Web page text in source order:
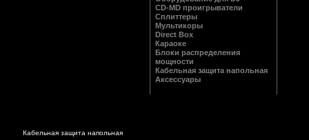
CD-MD проигрыватели
Сплиттеры
Мультикоры
Direct Box
Караоке
Блоки распределения
мощности
Кабельная защита напольная
Аксессуары
Кабельная защита напольная